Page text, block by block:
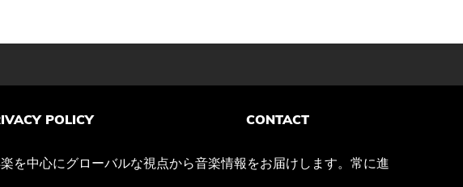
POLICY CONTACT
を中心にグローバルな視点から音楽情報をお届けします。常に進